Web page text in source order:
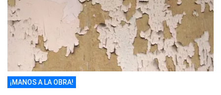
¡MANOS A LA OBRA!